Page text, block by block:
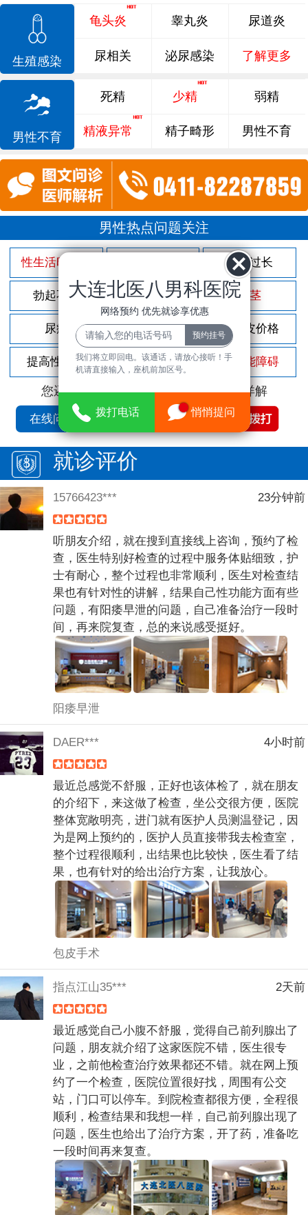
生殖感染
龟头炎 睾丸炎 尿道炎
尿相关 泌尿感染 了解更多
男性不育
死精 少精 弱精
精液异常 精子畸形 男性不育
男性热点问题关注
性生活时间短 包皮过长
勃起不坚 尿频尿急 包茎
尿痛 前列腺炎 割包皮价格
提高性功能 龟头敏感 性功能障碍
您还可以拨打免费咨询电话立即为您详解
在线问诊
就诊评价
15766423*** 23分钟前
听朋友介绍，就在搜到直接线上咨询，预约了检
查，医生特别好检查的过程中服务体贴细致，护
士有耐心，整个过程也非常顺利，医生对检查结
果也有针对性的讲解，结果自己性功能方面有些
问题，有阳痿早泄的问题，自己准备治疗一段时
间，再来院复查，总的来说感受挺好。
阳痿早泄
DAER*** 4小时前
最近总感觉不舒服，正好也该体检了，就在朋友
的介绍下，来这做了检查，坐公交很方便，医院
整体宽敞明亮，进门就有医护人员测温登记，因
为是网上预约的，医护人员直接带我去检查室，
整个过程很顺利，出结果也比较快，医生看了结
果，也有针对的给出治疗方案，让我放心。
包皮手术
指点江山35*** 2天前
最近感觉自己小腹不舒服，觉得自己前列腺出了
问题，朋友就介绍了这家医院不错，医生很专
业，之前他检查治疗效果都还不错。就在网上预
约了一个检查，医院位置很好找，周围有公交
站，门口可以停车。到院检查都很方便，全程很
顺利，检查结果和我想一样，自己前列腺出现了
问题，医生也给出了治疗方案，开了药，准备吃
一段时间再来复查。
大连北医八男科医院
网络预约 优先就诊享优惠
我们将立即回电。该通话，请放心接听！手
机请直接输入，座机前加区号。
拨打电话 悄悄提问